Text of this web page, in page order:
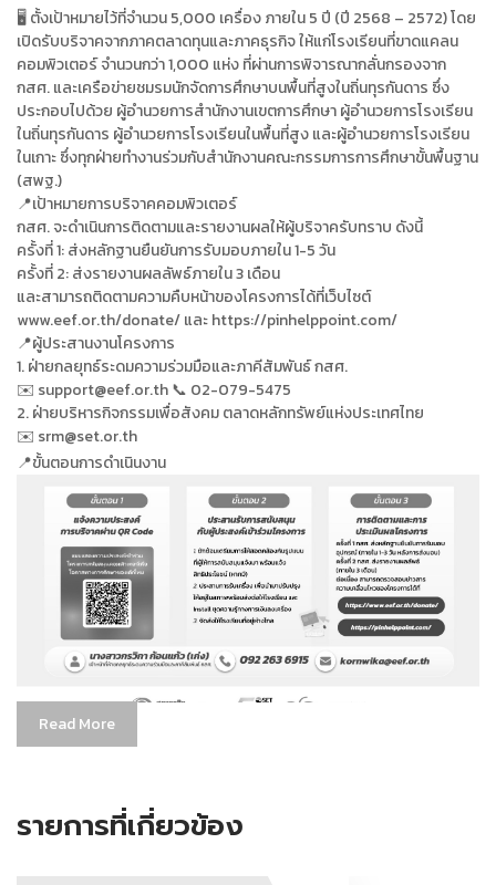
🖥 ตั้งเป้าหมายไว้ที่จำนวน 5,000 เครื่อง ภายใน 5 ปี (ปี 2568 – 2572) โดย
เปิดรับบริจาคจากภาคตลาดทุนและภาคธุรกิจ ให้แก่โรงเรียนที่ขาดแคลน
คอมพิวเตอร์ จำนวนกว่า 1,000 แห่ง ที่ผ่านการพิจารณากลั่นกรองจาก
กสศ. และเครือข่ายชมรมนักจัดการศึกษาบนพื้นที่สูงในถิ่นทุรกันดาร ซึ่ง
ประกอบไปด้วย ผู้อำนวยการสำนักงานเขตการศึกษา ผู้อำนวยการโรงเรียน
ในถิ่นทุรกันดาร ผู้อำนวยการโรงเรียนในพื้นที่สูง และผู้อำนวยการโรงเรียน
ในเกาะ ซึ่งทุกฝ่ายทำงานร่วมกับสำนักงานคณะกรรมการการศึกษาขั้นพื้นฐาน
(สพฐ.)
📍เป้าหมายการบริจาคคอมพิวเตอร์
กสศ. จะดำเนินการติดตามและรายงานผลให้ผู้บริจาครับทราบ ดังนี้
ครั้งที่ 1: ส่งหลักฐานยืนยันการรับมอบภายใน 1-5 วัน
ครั้งที่ 2: ส่งรายงานผลลัพธ์ภายใน 3 เดือน
และสามารถติดตามความคืบหน้าของโครงการได้ที่เว็บไซต์
www.eef.or.th/donate/ และ https://pinhelppoint.com/
📍ผู้ประสานงานโครงการ
1. ฝ่ายกลยุทธ์ระดมความร่วมมือและภาคีสัมพันธ์ กสศ.
✉️ support@eef.or.th 📞 02-079-5475
2. ฝ่ายบริหารกิจกรรมเพื่อสังคม ตลาดหลักทรัพย์แห่งประเทศไทย
✉️ srm@set.or.th
📍ขั้นตอนการดำเนินงาน
Read More
รายการที่เกี่ยวข้อง